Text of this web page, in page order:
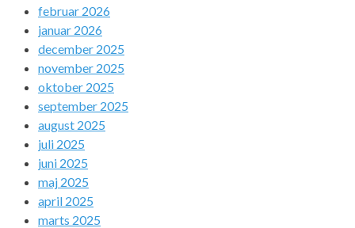
februar 2026
januar 2026
december 2025
november 2025
oktober 2025
september 2025
august 2025
juli 2025
juni 2025
maj 2025
april 2025
marts 2025